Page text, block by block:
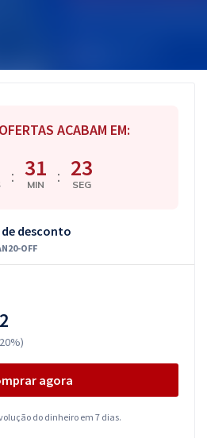
ACABAM EM:
: 31
MIN : 22
SEG
de desconto
OFF
agora
do dinheiro em 7 dias.